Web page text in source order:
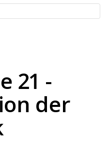
21 -
der